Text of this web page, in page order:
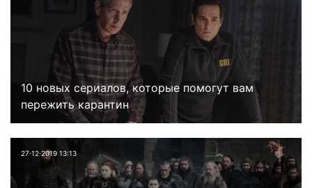
10 новых сериалов, которые помогут вам
пережить карантин
27⋅12⋅2019 13:13